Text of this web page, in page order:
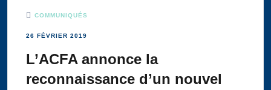
COMMUNIQUÉS
26 FÉVRIER 2019
L’ACFA annonce la
reconnaissance d’un nouvel